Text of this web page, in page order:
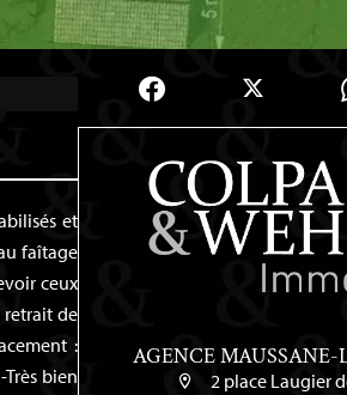
et
faîtage
ceux
retrait de
:
bien
AGENCE MAUSSANE-
2 place Laugier